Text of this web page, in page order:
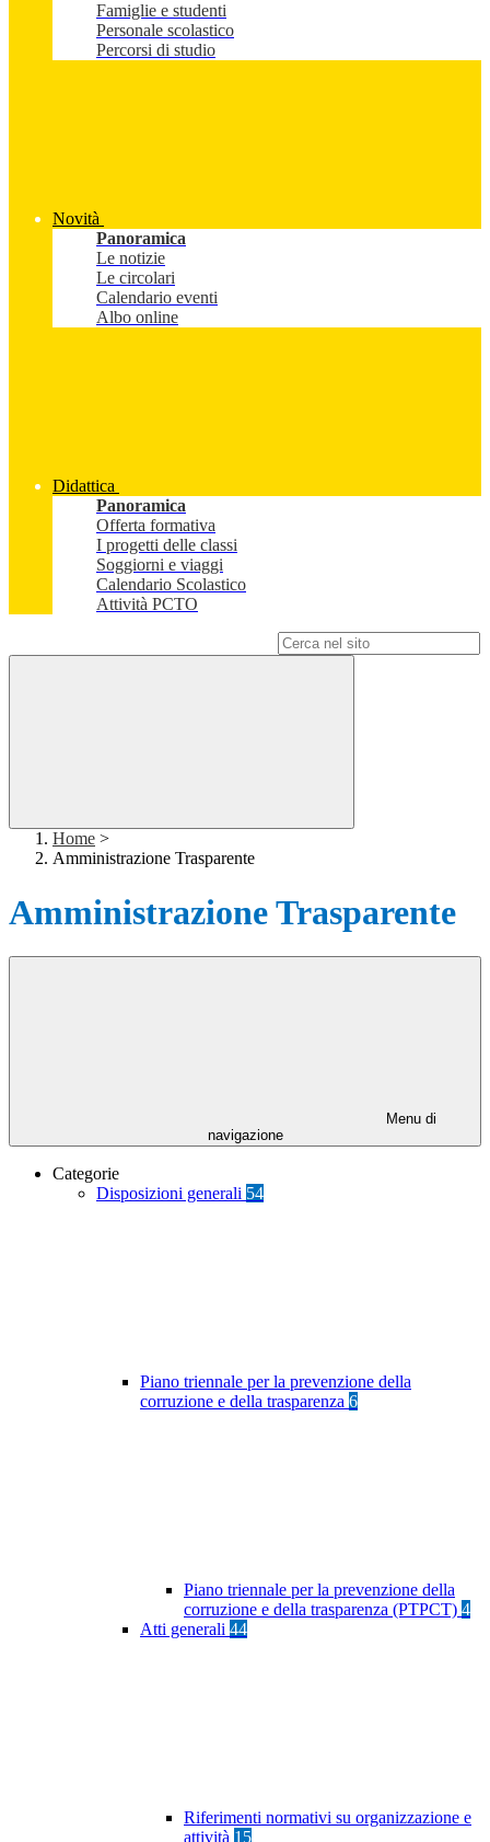
Famiglie e studenti
Personale scolastico
Percorsi di studio
Novità
Panoramica
Le notizie
Le circolari
Calendario eventi
Albo online
Didattica
Panoramica
Offerta formativa
I progetti delle classi
Soggiorni e viaggi
Calendario Scolastico
Attività PCTO
Home >
Amministrazione Trasparente
Amministrazione Trasparente
Menu di
navigazione
Categorie
Disposizioni generali 54
Piano triennale per la prevenzione della
corruzione e della trasparenza 6
Piano triennale per la prevenzione della
corruzione e della trasparenza (PTPCT) 4
Atti generali 44
Riferimenti normativi su organizzazione e
attività 15